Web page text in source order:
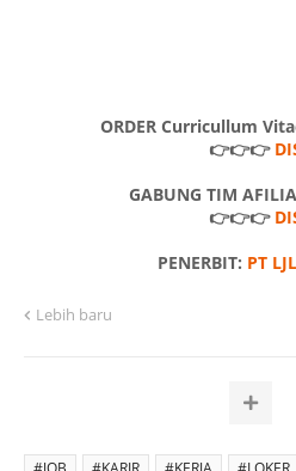
ORDER Curricullum
👉👉👉
GABUNG TIM
👉👉👉
PENERBIT: PT
Lebih baru